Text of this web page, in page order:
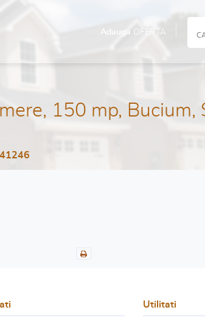
Adauga OFERTA
150 mp, Bucium,
Utilitati